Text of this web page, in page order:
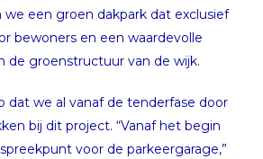
we een groen dakpark dat exclusief
bewoners en een waardevolle
de groenstructuur van de wijk.
dat we al vanaf de tenderfase door
bij dit project. “Vanaf het begin
voor de parkeergarage,”